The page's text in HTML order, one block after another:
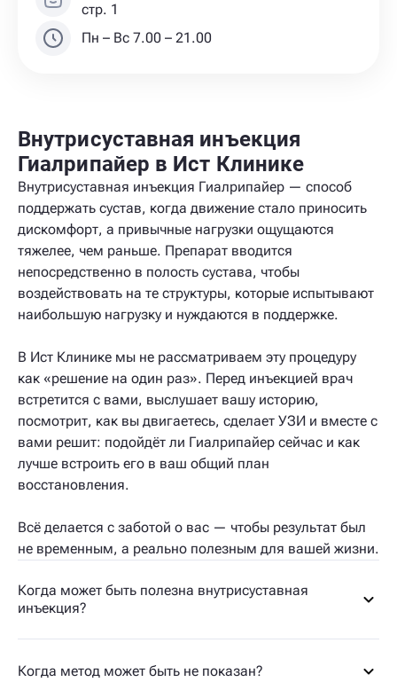
стр. 1
Пн – Вс 7.00 – 21.00
Внутрисуставная инъекция
Гиалрипайер в Ист Клинике
Внутрисуставная инъекция Гиалрипайер — способ
поддержать сустав, когда движение стало приносить
дискомфорт, а привычные нагрузки ощущаются
тяжелее, чем раньше. Препарат вводится
непосредственно в полость сустава, чтобы
воздействовать на те структуры, которые испытывают
наибольшую нагрузку и нуждаются в поддержке.
В Ист Клинике мы не рассматриваем эту процедуру
как «решение на один раз». Перед инъекцией врач
встретится с вами, выслушает вашу историю,
посмотрит, как вы двигаетесь, сделает УЗИ и вместе с
вами решит: подойдёт ли Гиалрипайер сейчас и как
лучше встроить его в ваш общий план
восстановления.
Всё делается с заботой о вас — чтобы результат был
не временным, а реально полезным для вашей жизни.
Когда может быть полезна внутрисуставная
инъекция?
Когда метод может быть не показан?